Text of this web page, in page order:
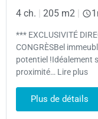
4 ch. | 205 m2 |
*** EXCLUSIVITÉ
CONGRÈSBel
potentiel !Idéalement
proximité… Lire plus
Plus de détails